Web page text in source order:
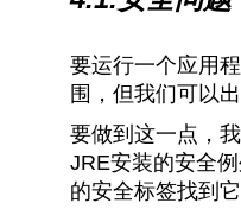
要运行一个应用程
围，但我们可以
要做到这一点，
JRE安装的安全
的安全标签找到它